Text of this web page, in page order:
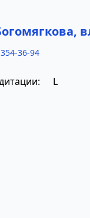
36-94
L